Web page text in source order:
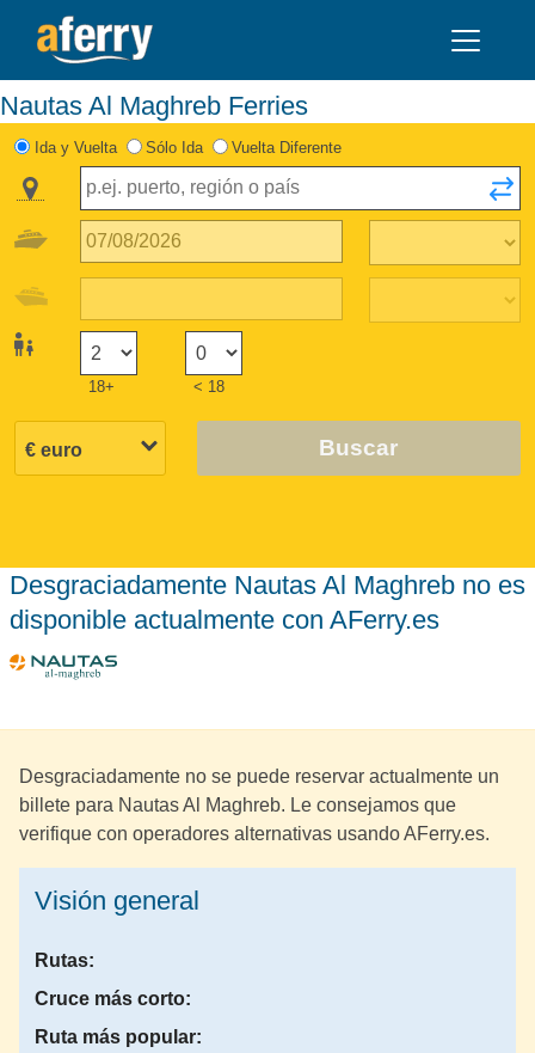
Nautas Al Maghreb Ferries
Ida y Vuelta Sólo Ida Vuelta Diferente
18+ < 18
Buscar
Desgraciadamente Nautas Al Maghreb no es
disponible actualmente con AFerry.es
Desgraciadamente no se puede reservar actualmente un
billete para Nautas Al Maghreb. Le consejamos que
verifique con operadores alternativas usando AFerry.es.
Visión general
Rutas:
Cruce más corto:
Ruta más popular: